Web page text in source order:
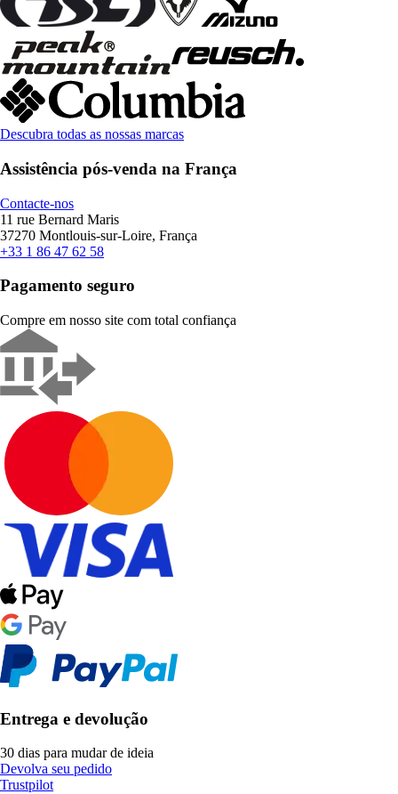
Descubra todas as nossas marcas
Assistência pós-venda na França
Contacte-nos
11 rue Bernard Maris
37270 Montlouis-sur-Loire, França
+33 1 86 47 62 58
Pagamento seguro
Compre em nosso site com total confiança
Entrega e devolução
30 dias para mudar de ideia
Devolva seu pedido
Trustpilot